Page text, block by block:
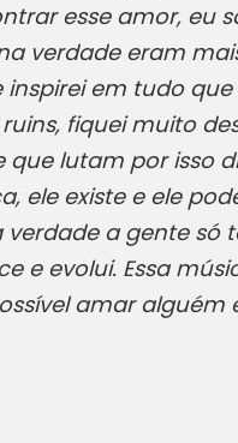
esse amor, eu
verdade eram
inspirei em tudo
fiquei muito
que lutam por isso
ele existe e ele
a gente só
e evolui. Essa
amar alguém